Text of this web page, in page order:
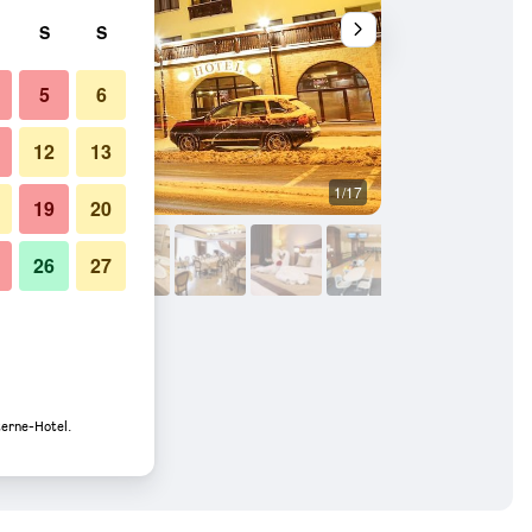
1/17
S S
5 6
12 13
19 20
26 27
Hotel.